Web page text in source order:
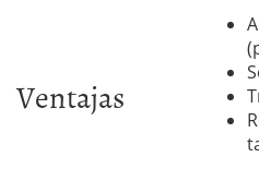
Ventajas